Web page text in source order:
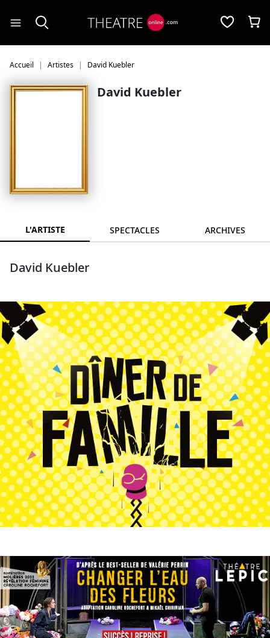
Accueil Artistes David Kuebler
David Kuebler
L'ARTISTE SPECTACLES ARCHIVES
David Kuebler